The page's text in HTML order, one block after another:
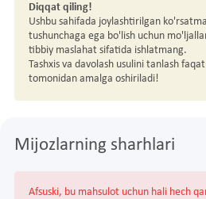
Diqqat qiling!
Ushbu sahifada joylashtirilgan
tushunchaga ega bo'lish uchun
tibbiy maslahat sifatida ishlatmang.
Tashxis va davolash usulini tanlash
tomonidan amalga oshiriladi!
Mijozlarning sharhlari
Afsuski, bu mahsulot uchun hali hech